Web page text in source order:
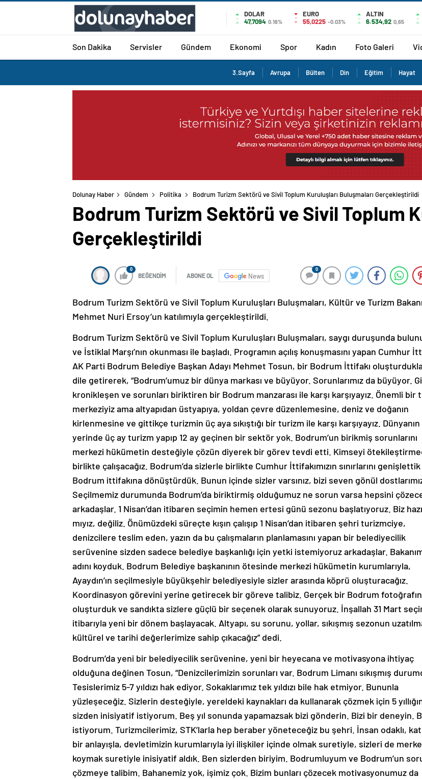
DOLAR
47,7094 0.16%
EURO
55,0225 -0.03%
ALTIN
6.534,92 0,65
Son Dakika Servisler Gündem Ekonomi Spor Kadın Foto Galeri
3.Sayfa Avrupa Bülten Din Eğitim Hayat
Dolunay Haber Gündem Politika Bodrum Turizm Sektörü ve Sivil Toplum Kuruluşları Buluşmaları Gerçekleştirildi
Bodrum Turizm Sektörü ve Sivil Toplum
Gerçekleştirildi
0
BEĞENDİM ABONE OL News
0
Bodrum Turizm Sektörü ve Sivil Toplum Kuruluşları Buluşmaları, Kültür ve Turizm Bakanı
Mehmet Nuri Ersoy’un katılımıyla gerçekleştirildi.
Bodrum Turizm Sektörü ve Sivil Toplum Kuruluşları Buluşmaları, saygı duruşunda
ve İstiklal Marşı’nın okunması ile başladı. Programın açılış konuşmasını yapan Cumhur
AK Parti Bodrum Belediye Başkan Adayı Mehmet Tosun, bir Bodrum İttifakı
dile getirerek, “Bodrum’umuz bir dünya markası ve büyüyor. Sorunlarımız da büyüyor.
kronikleşen ve sorunları biriktiren bir Bodrum manzarası ile karşı karşıyayız. Önemli bir
merkeziyiz ama altyapıdan üstyapıya, yoldan çevre düzenlemesine, deniz ve doğanın
kirlenmesine ve gittikçe turizmin üç aya sıkıştığı bir turizm ile karşı karşıyayız.
yerinde üç ay turizm yapıp 12 ay geçinen bir sektör yok. Bodrum’un birikmiş sorunlarını
merkezi hükümetin desteğiyle çözün diyerek bir görev tevdi etti. Kimseyi
birlikte çalışacağız. Bodrum’da sizlerle birlikte Cumhur İttifakımızın sınırlarını
Bodrum ittifakına dönüştürdük. Bunun içinde sizler varsınız, bizi seven gönül
Seçilmemiz durumunda Bodrum’da biriktirmiş olduğumuz ne sorun varsa hepsini
arkadaşlar. 1 Nisan’dan itibaren seçimin hemen ertesi günü sezonu başlatıyoruz. Biz
mıyız, değiliz. Önümüzdeki süreçte kışın çalışıp 1 Nisan’dan itibaren şehri turizmciye,
denizcilere teslim eden, yazın da bu çalışmaların planlamasını yapan bir belediyecilik
serüvenine sizden sadece belediye başkanlığı için yetki istemiyoruz arkadaşlar.
adını koyduk. Bodrum Belediye başkanının ötesinde merkezi hükümetin kurumlarıyla,
Ayaydın’ın seçilmesiyle büyükşehir belediyesiyle sizler arasında köprü oluşturacağız.
Koordinasyon görevini yerine getirecek bir göreve talibiz. Gerçek bir Bodrum
oluşturduk ve sandıkta sizlere güçlü bir seçenek olarak sunuyoruz. İnşallah 31 Mart
itibarıyla yeni bir dönem başlayacak. Altyapı, su sorunu, yollar, sıkışmış sezonun
kültürel ve tarihi değerlerimize sahip çıkacağız” dedi.
Bodrum’da yeni bir belediyecilik serüvenine, yeni bir heyecana ve motivasyona ihtiyaç
olduğuna değinen Tosun, “Denizcilerimizin sorunları var. Bodrum Limanı sıkışmış
Tesislerimiz 5-7 yıldızı hak ediyor. Sokaklarımız tek yıldızı bile hak etmiyor. Bununla
yüzleşeceğiz. Sizlerin desteğiyle, yereldeki kaynakları da kullanarak çözmek için 5
sizden inisiyatif istiyorum. Beş yıl sonunda yapamazsak bizi gönderin. Bizi bir deneyin.
istiyorum. Turizmcilerimiz, STK’larla hep beraber yöneteceğiz bu şehri. İnsan odaklı,
bir anlayışla, devletimizin kurumlarıyla iyi ilişkiler içinde olmak suretiyle, sizleri de
koymak suretiyle inisiyatif aldık. Ben sizlerden biriyim. Bodrumluyum ve Bodrum’un
çözmeye talibim. Bahanemiz yok, işimiz çok. Bizim bunları çözecek motivasyonumuz da